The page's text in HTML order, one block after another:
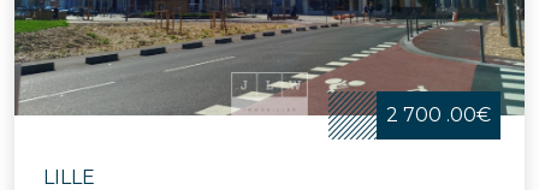
2 700 .00€
LILLE